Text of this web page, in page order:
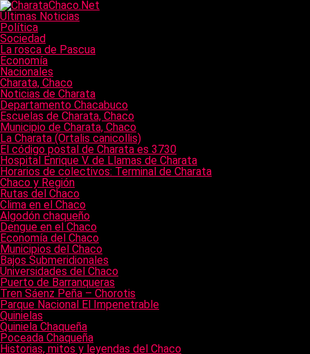
Últimas Noticias
Política
Sociedad
La rosca de Pascua
Economía
Nacionales
Charata, Chaco
Noticias de Charata
Departamento Chacabuco
Escuelas de Charata, Chaco
Municipio de Charata, Chaco
La Charata (Ortalis canicollis)
El código postal de Charata es 3730
Hospital Enrique V. de Llamas de Charata
Horarios de colectivos: Terminal de Charata
Chaco y Región
Rutas del Chaco
Clima en el Chaco
Algodón chaqueño
Dengue en el Chaco
Economía del Chaco
Municipios del Chaco
Bajos Submeridionales
Universidades del Chaco
Puerto de Barranqueras
Tren Sáenz Peña – Chorotis
Parque Nacional El Impenetrable
Quinielas
Quiniela Chaqueña
Poceada Chaqueña
Historias, mitos y leyendas del Chaco